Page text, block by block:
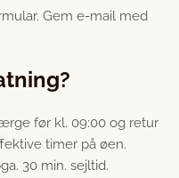
Gem e-mail med
før kl. 09:00 og retur
timer på øen.
30 min. sejltid.